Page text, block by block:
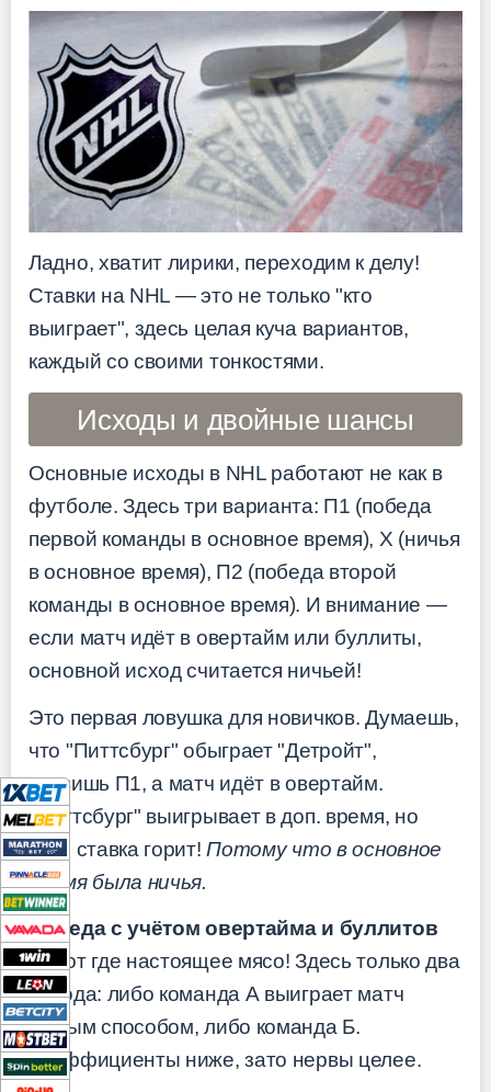
Ладно, хватит лирики, переходим к делу!
Ставки на NHL — это не только "кто
выиграет", здесь целая куча вариантов,
каждый со своими тонкостями.
Исходы и двойные шансы
Основные исходы в NHL работают не как в
футболе. Здесь три варианта: П1 (победа
первой команды в основное время), Х (ничья
в основное время), П2 (победа второй
команды в основное время). И внимание —
если матч идёт в овертайм или буллиты,
основной исход считается ничьей!
Это первая ловушка для новичков. Думаешь,
что "Питтсбург" обыграет "Детройт",
ставишь П1, а матч идёт в овертайм.
"Питтсбург" выигрывает в доп. время, но
твоя ставка горит!Потому что в основное
время была ничья.
Победа с учётом овертайма и буллитов
— вот где настоящее мясо! Здесь только два
исхода: либо команда А выиграет матч
любым способом, либо команда Б.
Коэффициенты ниже, зато нервы целее.